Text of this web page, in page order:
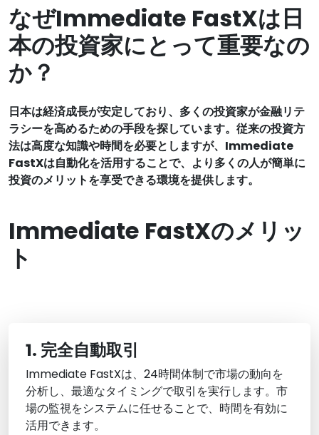
なぜImmediate FastXは日
本の投資家にとって重要なの
か？
日本は経済成長が安定しており、多くの投資家が金融リテ
ラシーを高めるための手段を探しています。従来の投資方
法は高度な知識や時間を必要としますが、Immediate
FastXは自動化を活用することで、より多くの人が簡単に
投資のメリットを享受できる環境を提供します。
Immediate FastXのメリッ
ト
1. 完全自動取引
Immediate FastXは、24時間体制で市場の動向を
分析し、最適なタイミングで取引を実行します。市
場の監視をシステムに任せることで、時間を有効に
活用できます。